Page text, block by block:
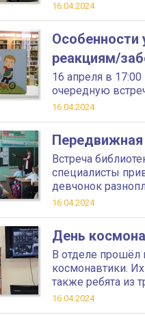
16.04.2024
Особенности
реакциям/
16 апреля в
очередную
16.04.2024
Передвижная
Встреча
специалисты
девчонок
16.04.2024
День
В отделе прошёл
космонавтики.
также ребята из
16.04.2024